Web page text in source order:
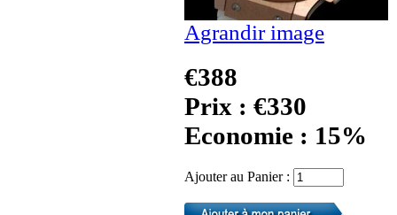
Agrandir image
€388
Prix : €330
Economie : 15%
Ajouter au Panier :